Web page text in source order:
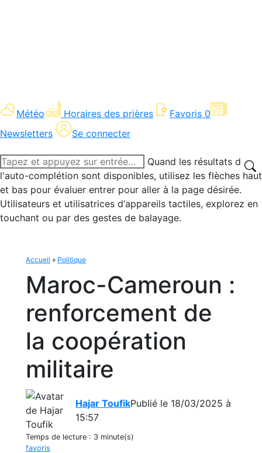
Météo Horaires des prières Favoris 0
Newsletters
Se connecter
Recherche
:
Quand les résultats de
l'auto-complétion sont disponibles, utilisez les flèches haut
et bas pour évaluer entrer pour aller à la page désirée.
Utilisateurs et utilisatrices d‘appareils tactiles, explorez en
touchant ou par des gestes de balayage.
Accueil » Politique
Maroc-Cameroun :
renforcement de
la coopération
militaire
Hajar ToufikPublié le 18/03/2025 à
15:57
Temps de lecture : 3 minute(s)
favoris